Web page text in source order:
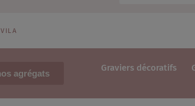
agrégats
Graviers décoratifs